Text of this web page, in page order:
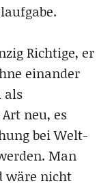
Richtige, er
einander
als
neu, es
bei Welt-
Man
wäre nicht